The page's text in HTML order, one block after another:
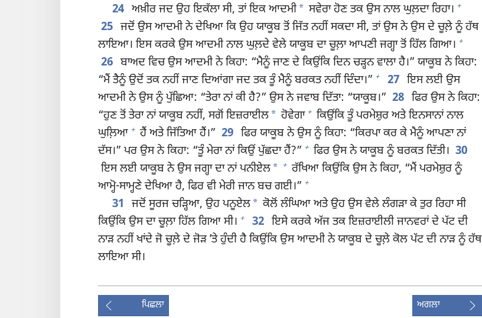
24 ਅਖ਼ੀਰ ਜਦ ਉਹ ਇਕੱਲਾ ਸੀ, ਤਾਂ ਇਕ ਆਦਮੀ* ਸਵੇਰਾ ਹੋਣ ਤਕ ਉਸ ਨਾਲ ਘੁਲ਼ਦਾ ਰਿਹਾ। +
25 ਜਦੋਂ ਉਸ ਆਦਮੀ ਨੇ ਦੇਖਿਆ ਕਿ ਉਹ ਯਾਕੂਬ ਤੋਂ ਜਿੱਤ ਨਹੀਂ ਸਕਦਾ ਸੀ, ਤਾਂ ਉਸ ਨੇ ਉਸ ਦੇ ਚੂਲ਼ੇ ਨੂੰ ਹੱਥ
ਲਾਇਆ। ਇਸ ਕਰਕੇ ਉਸ ਆਦਮੀ ਨਾਲ ਘੁਲ਼ਦੇ ਵੇਲੇ ਯਾਕੂਬ ਦਾ ਚੂਲ਼ਾ ਆਪਣੀ ਜਗ੍ਹਾ ਤੋਂ ਹਿੱਲ ਗਿਆ। +
26 ਬਾਅਦ ਵਿਚ ਉਸ ਆਦਮੀ ਨੇ ਕਿਹਾ: “ਮੈਨੂੰ ਜਾਣ ਦੇ ਕਿਉਂਕਿ ਦਿਨ ਚੜ੍ਹਨ ਵਾਲਾ ਹੈ।” ਯਾਕੂਬ ਨੇ ਕਿਹਾ:
“ਮੈਂ ਤੈਨੂੰ ਉਦੋਂ ਤਕ ਨਹੀਂ ਜਾਣ ਦਿਆਂਗਾ ਜਦ ਤਕ ਤੂੰ ਮੈਨੂੰ ਬਰਕਤ ਨਹੀਂ ਦਿੰਦਾ।” + 27 ਇਸ ਲਈ ਉਸ
ਆਦਮੀ ਨੇ ਉਸ ਨੂੰ ਪੁੱਛਿਆ: “ਤੇਰਾ ਨਾਂ ਕੀ ਹੈ?” ਉਸ ਨੇ ਜਵਾਬ ਦਿੱਤਾ: “ਯਾਕੂਬ।” 28 ਫਿਰ ਉਸ ਨੇ ਕਿਹਾ:
“ਹੁਣ ਤੋਂ ਤੇਰਾ ਨਾਂ ਯਾਕੂਬ ਨਹੀਂ, ਸਗੋਂ ਇਜ਼ਰਾਈਲ* ਹੋਵੇਗਾ + ਕਿਉਂਕਿ ਤੂੰ ਪਰਮੇਸ਼ੁਰ ਅਤੇ ਇਨਸਾਨਾਂ ਨਾਲ
ਘੁਲ਼ਿਆ + ਹੈਂ ਅਤੇ ਜਿੱਤਿਆ ਹੈਂ।” 29 ਫਿਰ ਯਾਕੂਬ ਨੇ ਉਸ ਨੂੰ ਕਿਹਾ: “ਕਿਰਪਾ ਕਰ ਕੇ ਮੈਨੂੰ ਆਪਣਾ ਨਾਂ
ਦੱਸ।” ਪਰ ਉਸ ਨੇ ਕਿਹਾ: “ਤੂੰ ਮੇਰਾ ਨਾਂ ਕਿਉਂ ਪੁੱਛਦਾ ਹੈਂ?” + ਫਿਰ ਉਸ ਨੇ ਯਾਕੂਬ ਨੂੰ ਬਰਕਤ ਦਿੱਤੀ। 30
ਇਸ ਲਈ ਯਾਕੂਬ ਨੇ ਉਸ ਜਗ੍ਹਾ ਦਾ ਨਾਂ ਪਨੀਏਲ* + ਰੱਖਿਆ ਕਿਉਂਕਿ ਉਸ ਨੇ ਕਿਹਾ, “ਮੈਂ ਪਰਮੇਸ਼ੁਰ ਨੂੰ
ਆਮ੍ਹੋ-ਸਾਮ੍ਹਣੇ ਦੇਖਿਆ ਹੈ, ਫਿਰ ਵੀ ਮੇਰੀ ਜਾਨ ਬਚ ਗਈ।” +
31 ਜਦੋਂ ਸੂਰਜ ਚੜ੍ਹਿਆ, ਉਹ ਪਨੂਏਲ* ਕੋਲੋਂ ਲੰਘਿਆ ਅਤੇ ਉਹ ਉਸ ਵੇਲੇ ਲੰਗੜਾ ਕੇ ਤੁਰ ਰਿਹਾ ਸੀ
ਕਿਉਂਕਿ ਉਸ ਦਾ ਚੂਲ਼ਾ ਹਿੱਲ ਗਿਆ ਸੀ। + 32 ਇਸੇ ਕਰਕੇ ਅੱਜ ਤਕ ਇਜ਼ਰਾਈਲੀ ਜਾਨਵਰਾਂ ਦੇ ਪੱਟ ਦੀ
ਨਾੜ ਨਹੀਂ ਖਾਂਦੇ ਜੋ ਚੂਲ਼ੇ ਦੇ ਜੋੜ ʼਤੇ ਹੁੰਦੀ ਹੈ ਕਿਉਂਕਿ ਉਸ ਆਦਮੀ ਨੇ ਯਾਕੂਬ ਦੇ ਚੂਲ਼ੇ ਕੋਲ ਪੱਟ ਦੀ ਨਾੜ ਨੂੰ ਹੱਥ
ਲਾਇਆ ਸੀ।
ਪਿਛਲਾ ਅਗਲਾ